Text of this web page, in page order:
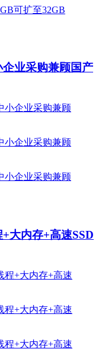
业采购兼顾国产
大内存+高速SSD